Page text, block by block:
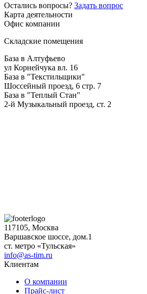
Остались вопросы? Задать вопрос
Карта деятельности
Офис компании
Складские помещения
База в Алтуфьево
ул Корнейчука вл. 16
База в "Текстильщики"
Шоссейный проезд, 6 стр. 7
База в "Теплый Стан"
2-й Музыкальный проезд, ст. 2
117105, Москва
Варшавское шоссе, дом.1
ст. метро «Тульская»
info@as-tim.ru
Клиентам
О компании
Прайс-лист